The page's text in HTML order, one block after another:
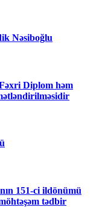
Nəsiboğlu
Diplom həm
151-ci ildönümü
tədbir